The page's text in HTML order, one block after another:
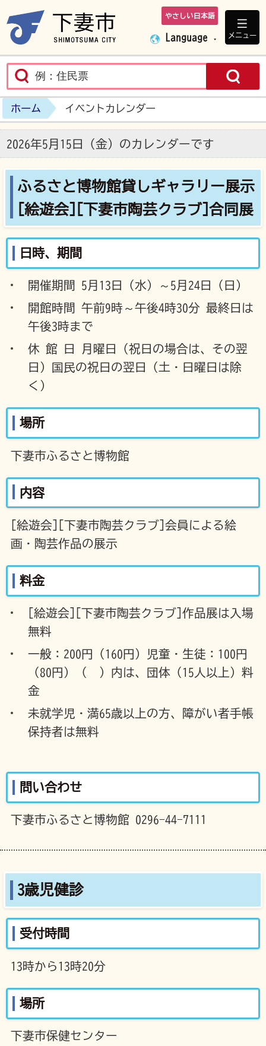
下妻市ホームペ
やさしい日本語
Language メニュー
ホーム イベントカレンダー
2026年5月15日（金）のカレンダーです
ふるさと博物館貸しギャラリー展示
[絵遊会][下妻市陶芸クラブ]合同展
日時、期間
開催期間 5月13日（水）～5月24日（日）
開館時間 午前9時～午後4時30分 最終日は
午後3時まで
休 館 日 月曜日（祝日の場合は、その翌
日）国民の祝日の翌日（土・日曜日は除
く）
場所
下妻市ふるさと博物館
内容
[絵遊会][下妻市陶芸クラブ]会員による絵
画・陶芸作品の展示
料金
[絵遊会][下妻市陶芸クラブ]作品展は入場
無料
一般：200円（160円）児童・生徒：100円
（80円）（ ）内は、団体（15人以上）料
金
未就学児・満65歳以上の方、障がい者手帳
保持者は無料
問い合わせ
下妻市ふるさと博物館 0296-44-7111
3歳児健診
受付時間
13時から13時20分
場所
下妻市保健センター